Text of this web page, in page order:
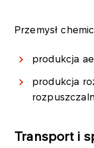
Przemysł
produkcja
produkcja
Transport i